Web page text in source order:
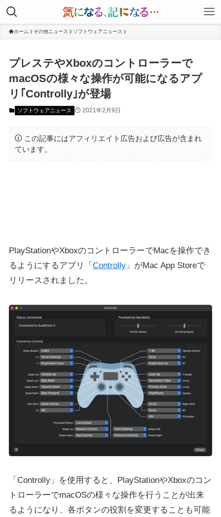
ホーム その他ニュース ソフトウェアニュース
プレステやXboxのコントローラーで
macOSの様々な操作が可能になるアプ
リ｢Controlly｣が登場
ソフトウェアニュース 2021年2月9日
この記事にはアフィリエイト広告および広告が含まれ
ています。
PlayStationやXboxのコントローラーでMacを操作でき
るようにするアプリ「 Controlly」がMac App Storeで
リリースされました。
「Controlly」を使用すると、PlayStationやXboxのコン
トローラーでmacOSの様々な操作を行うことが出来
るようになり、各ボタンの役割を変更することも可能